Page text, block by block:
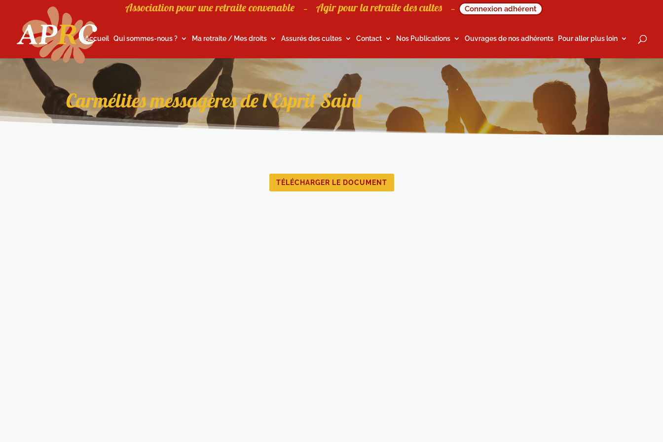
Association pour une retraite convenable – Agir pour la retraite des cultes – Connexion adhérent
Accueil Qui sommes-nous ? Ma retraite / Mes droits Assurés des cultes Contact Nos Publications Ouvrages de nos adhérents Pour aller plus loin
Carmélites messagères de l’Esprit Saint
TÉLÉCHARGER LE DOCUMENT